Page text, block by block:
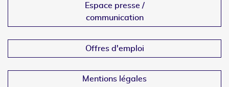
Espace presse /
communication
Offres d'emploi
Mentions légales